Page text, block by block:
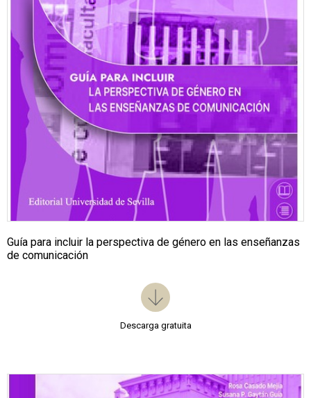
Guía para incluir la perspectiva de género en las enseñanzas
de comunicación
Descarga gratuita